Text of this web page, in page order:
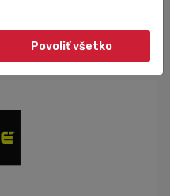
Povoliť všetko